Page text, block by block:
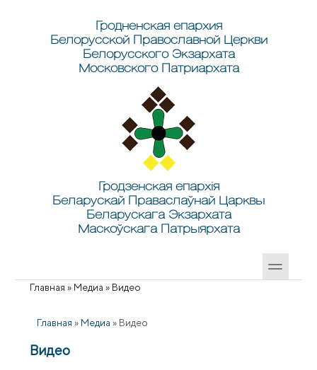
Гродненская епархия
Белорусской Православной Церкви
Белорусского Экзархата
Московского Патриархата
Гродзенская епархія
Беларускай Праваслаўнай Царквы
Беларускага Экзархата
Маскоўскага Патрыярхата
Главная » Медиа » Видео
Главная » Медиа » Видео
Видео